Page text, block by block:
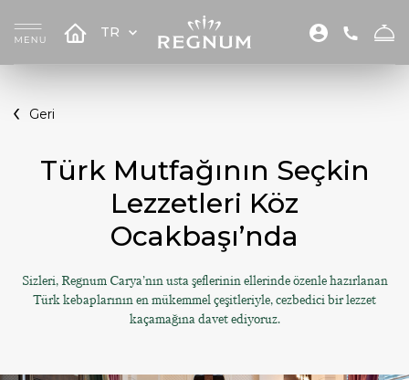
TR
Geri
Türk Mutfağının Seçkin
Lezzetleri Köz
Ocakbaşı’nda
Sizleri, Regnum Carya’nın usta şeflerinin ellerinde özenle hazırlanan
Türk kebaplarının en mükemmel çeşitleriyle, cezbedici bir lezzet
kaçamağına davet ediyoruz.